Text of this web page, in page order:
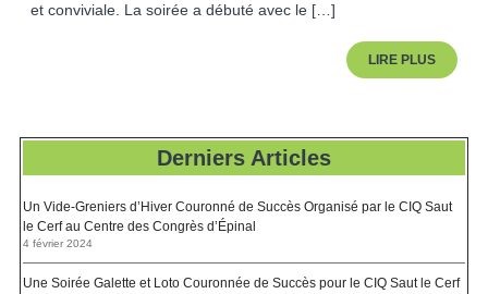
et conviviale. La soirée a débuté avec le […]
LIRE PLUS LIRE
PLUS
Derniers Articles
Un Vide-Greniers d’Hiver Couronné de Succès Organisé par le CIQ Saut
le Cerf au Centre des Congrès d’Épinal
4 février 2024
Une Soirée Galette et Loto Couronnée de Succès pour le CIQ Saut le Cerf